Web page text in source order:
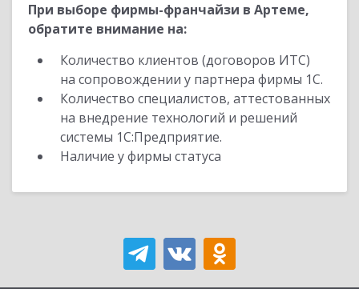
При выборе фирмы-франчайзи в Артеме,
обратите внимание на:
Количество клиентов (договоров ИТС)
на сопровождении у партнера фирмы 1С.
Количество специалистов, аттестованных
на внедрение технологий и решений
системы 1С:Предприятие.
Наличие у фирмы статуса